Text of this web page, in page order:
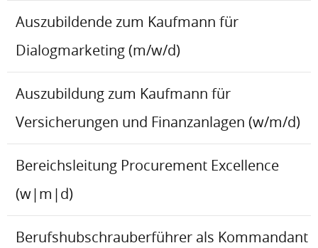
Auszubildende zum Kaufmann für
Dialogmarketing (m/w/d)
Auszubildung zum Kaufmann für
Versicherungen und Finanzanlagen (w/m/d)
Bereichsleitung Procurement Excellence
(w|m|d)
Berufshubschrauberführer als Kommandant